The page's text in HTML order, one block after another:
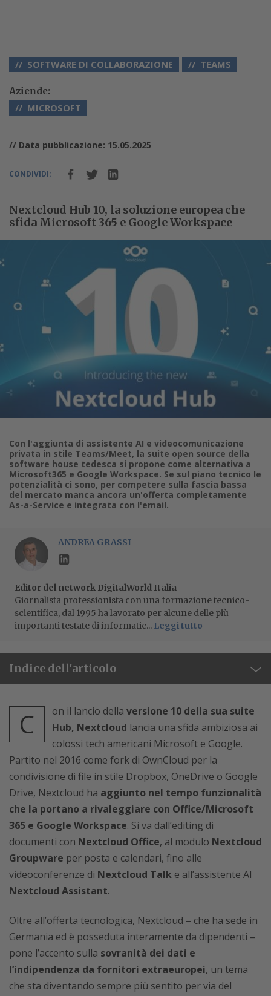
SOFTWARE DI COLLABORAZIONE TEAMS
Aziende:
MICROSOFT
// Data pubblicazione: 15.05.2025
CONDIVIDI:
Nextcloud Hub 10, la soluzione europea che
sfida Microsoft 365 e Google Workspace
Con l'aggiunta di assistente AI e videocomunicazione
privata in stile Teams/Meet, la suite open source della
software house tedesca si propone come alternativa a
Microsoft365 e Google Workspace. Se sul piano tecnico le
potenzialità ci sono, per competere sulla fascia bassa
del mercato manca ancora un'offerta completamente
As-a-Service e integrata con l'email.
ANDREA GRASSI
Editor del network DigitalWorld Italia
Giornalista professionista con una formazione tecnico-
scientifica, dal 1995 ha lavorato per alcune delle più
importanti testate di informatic... Leggi tutto
Indice dell'articolo
C on il lancio della versione 10 della sua suite
Hub, Nextcloud lancia una sfida ambiziosa ai
colossi tech americani Microsoft e Google.
Partito nel 2016 come fork di OwnCloud per la
condivisione di file in stile Dropbox, OneDrive o Google
Drive, Nextcloud ha aggiunto nel tempo funzionalità
che la portano a rivaleggiare con Office/Microsoft
365 e Google Workspace. Si va dall’editing di
documenti con Nextcloud Office, al modulo Nextcloud
Groupware per posta e calendari, fino alle
videoconferenze di Nextcloud Talk e all’assistente AI
Nextcloud Assistant.
Oltre all’offerta tecnologica, Nextcloud – che ha sede in
Germania ed è posseduta interamente da dipendenti –
pone l’accento sulla sovranità dei dati e
l’indipendenza da fornitori extraeuropei, un tema
che sta diventando sempre più sentito per via del